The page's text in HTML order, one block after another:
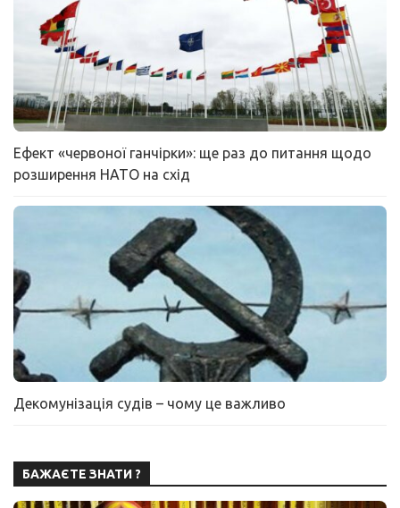
Ефект «червоної ганчірки»: ще раз до питання щодо
розширення НАТО на схід
Декомунізація судів – чому це важливо
БАЖАЄТЕ ЗНАТИ ?